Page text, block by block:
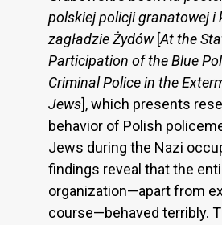
polskiej policji granatowej i
zagładzie Żydów[At the
Participation of the Blue
Criminal Police in the
Jews], which presents
behavior of Polish
Jews during the Nazi
findings reveal that the
organization—apart from
course—behaved terribly.